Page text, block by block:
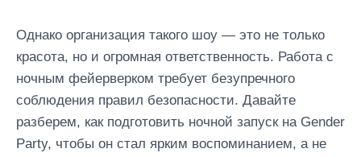
Однако организация такого шоу — это не только
красота, но и огромная ответственность. Работа с
ночным фейерверком требует безупречного
соблюдения правил безопасности. Давайте
разберем, как подготовить ночной запуск на Gender
Party, чтобы он стал ярким воспоминанием, а не